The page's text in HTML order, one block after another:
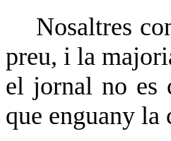
Nosaltres
preu, i la
el jornal no es
que enguany la